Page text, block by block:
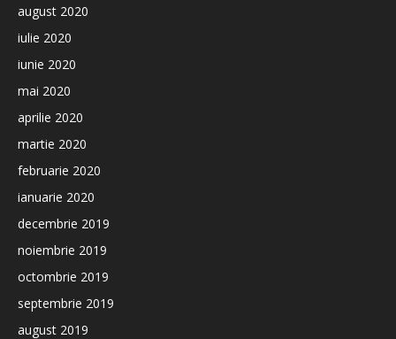
august 2020
iulie 2020
iunie 2020
mai 2020
aprilie 2020
martie 2020
februarie 2020
ianuarie 2020
decembrie 2019
noiembrie 2019
octombrie 2019
septembrie 2019
august 2019